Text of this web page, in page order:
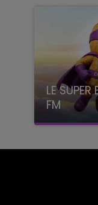
LE
FM
avec La